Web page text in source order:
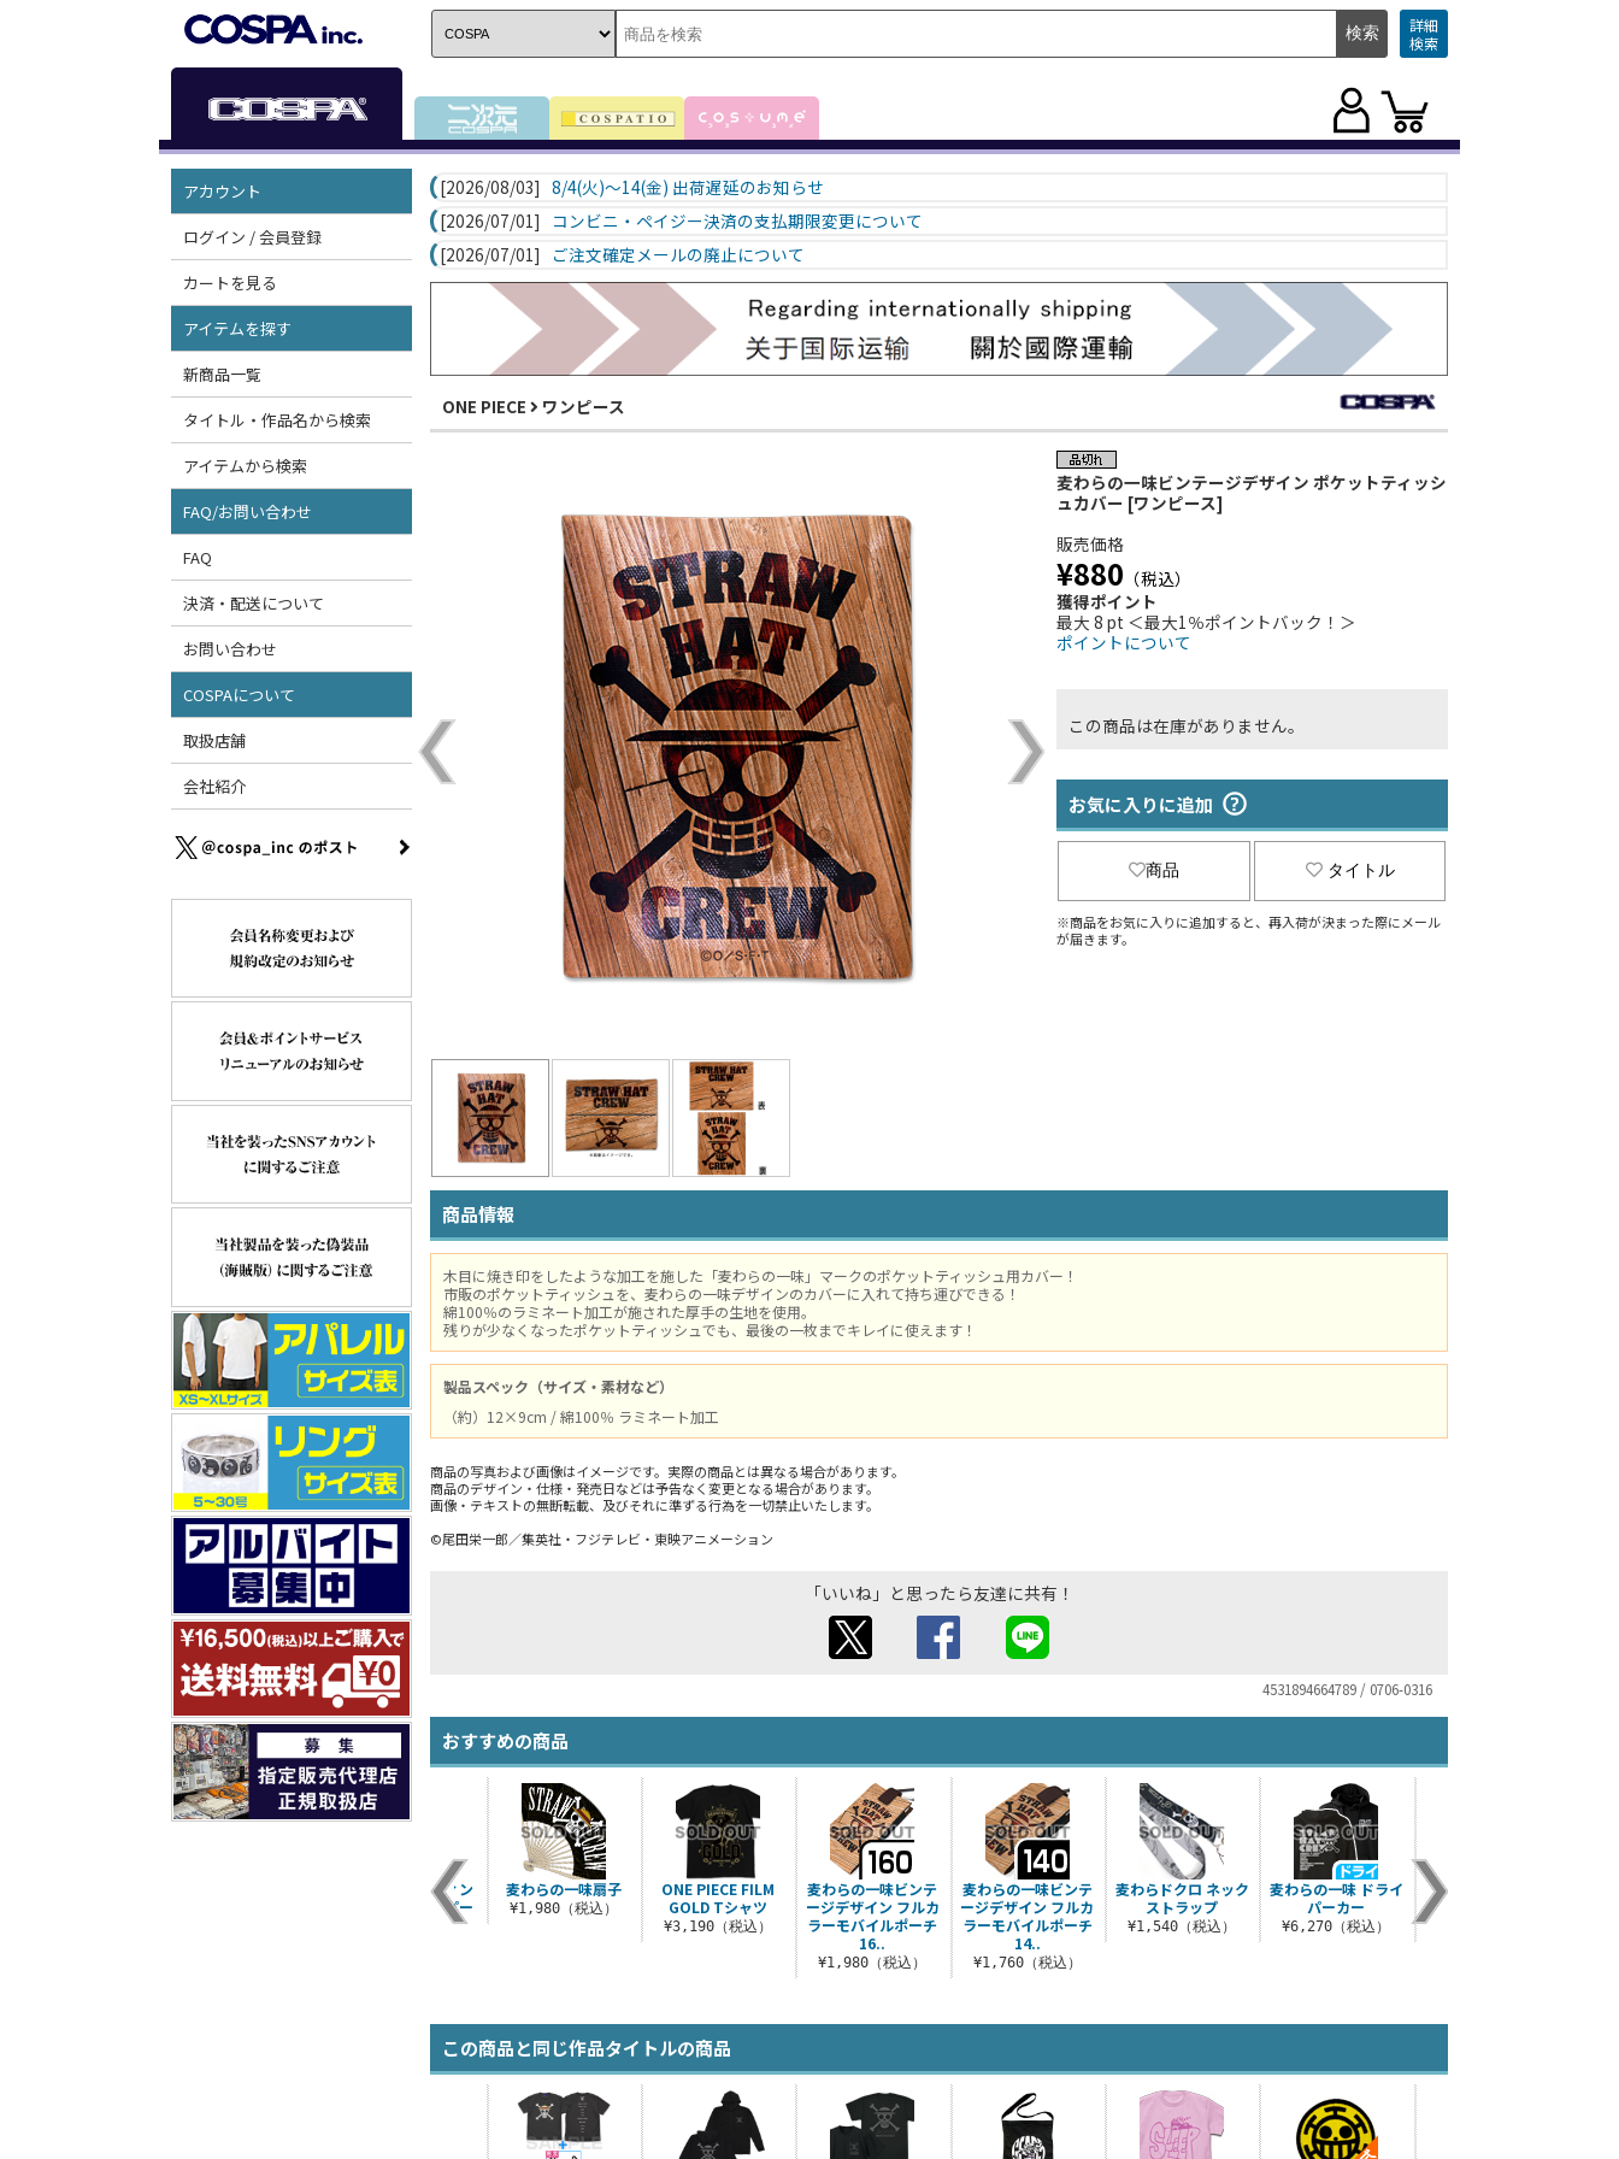
詳細
検索
アカウント
ログイン / 会員登録
カートを見る
アイテムを探す
新商品一覧
タイトル・作品名から検索
アイテムから検索
FAQ/お問い合わせ
FAQ
決済・配送について
お問い合わせ
COSPAについて
取扱店舗
会社紹介
[2026/08/03] 8/4(火)～14(金) 出荷遅延のお知らせ
[2026/07/01]
コンビニ・ペイジー決済の支払期限変更について
[2026/07/01]
ご注文確定メールの廃止について
ONE PIECE ワンピース
麦わらの一味ビンテージデザイン ポケットティッシ
ュカバー [ワンピース]
販売価格
¥880 （税込）
獲得ポイント
最大 8 pt ＜最大1％ポイントバック！＞
ポイントについて
この商品は在庫がありません。
お気に入りに追加
商品 タイトル
※商品をお気に入りに追加すると、再入荷が決まった際にメール
が届きます。
商品情報
木目に焼き印をしたような加工を施した「麦わらの一味」マークのポケットティッシュ用カバー！
市販のポケットティッシュを、麦わらの一味デザインのカバーに入れて持ち運びできる！
綿100％のラミネート加工が施された厚手の生地を使用。
残りが少なくなったポケットティッシュでも、最後の一枚までキレイに使えます！
製品スペック（サイズ・素材など）
（約）12×9cm / 綿100％ ラミネート加工
商品の写真および画像はイメージです。実際の商品とは異なる場合があります。
商品のデザイン・仕様・発売日などは予告なく変更となる場合があります。
画像・テキストの無断転載、及びそれに準ずる行為を一切禁止いたします。
©尾田栄一郎／集英社・フジテレビ・東映アニメーション
「いいね」と思ったら友達に共有！
4531894664789 / 0706-0316
おすすめの商品
麦わらの一味ビンテ
ージデザイン フルカ
ラーモバイルポーチ
16..
¥1,980（税込）
麦わらの一味ビンテ
ージデザイン フルカ
ラーモバイルポーチ
14..
¥1,760（税込）
麦わらドクロ ネック
ストラップ
¥1,540（税込）
麦わらの一味 ドライ
パーカー
¥6,270（税込）
麦わらの一味 天竺パ
麦わらの一味ヴィン
テージ風ジップパー
麦わらの一味扇子
¥1,980（税込）
ONE PIECE FILM
GOLD Tシャツ
¥3,190（税込）
この商品と同じ作品タイトルの商品